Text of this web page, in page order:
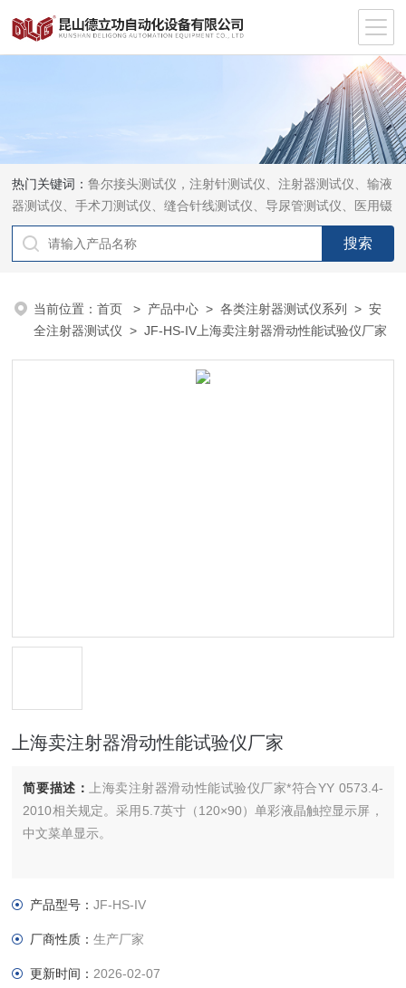
热门关键词：鲁尔接头测试仪，注射针测试仪、注射器测试仪、输液
器测试仪、手术刀测试仪、缝合针线测试仪、导尿管测试仪、医用镊
钳测试仪、导引管导丝测试仪、针灸针测试仪、留置针测试仪
当前位置：首页 > 产品中心 >各类注射器测试仪系列 >安
全注射器测试仪 > JF-HS-IV上海卖注射器滑动性能试验仪厂家
上海卖注射器滑动性能试验仪厂家
简要描述：
上海卖注射器滑动性能试验仪厂家*符合YY 0573.4-
2010相关规定。采用5.7英寸（120×90）单彩液晶触控显示屏，
中文菜单显示。
产品型号：JF-HS-IV
厂商性质：生产厂家
更新时间： 2026-02-07